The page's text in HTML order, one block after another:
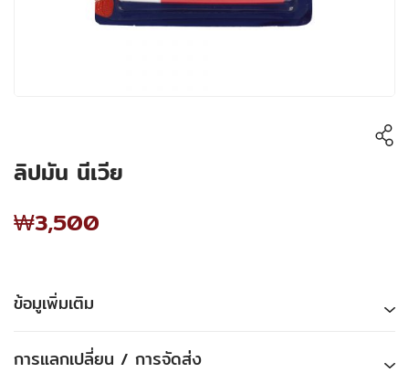
ลิปมัน นีเวีย
₩3,500
ข้อมูเพิ่มเติม
การแลกเปลี่ยน / การจัดส่ง